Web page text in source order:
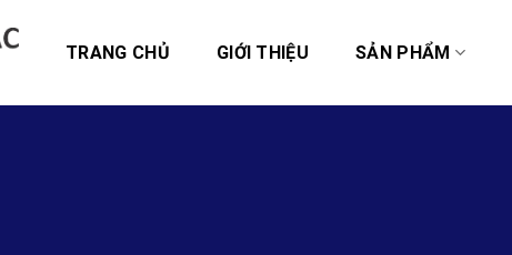
TRANG CHỦ GIỚI THIỆU SẢN PHẨM